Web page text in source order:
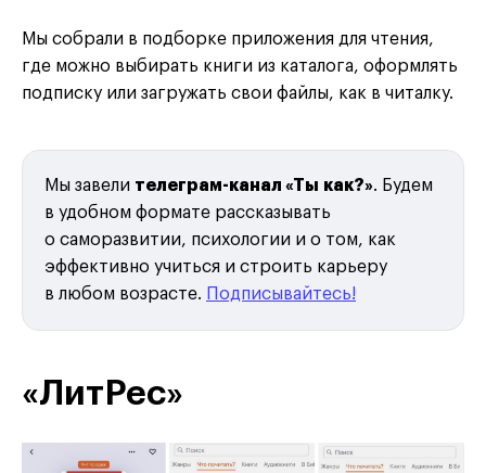
Мы собрали в подборке приложения для чтения,
где можно выбирать книги из каталога, оформлять
подписку или загружать свои файлы, как в читалку.
Мы завели телеграм-канал «Ты как?». Будем
в удобном формате рассказывать
о саморазвитии, психологии и о том, как
эффективно учиться и строить карьеру
в любом возрасте. Подписывайтесь!
«ЛитРес»